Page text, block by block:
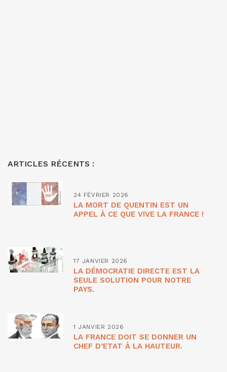
ARTICLES RÉCENTS :
24 FÉVRIER 2026
LA MORT DE QUENTIN EST UN
APPEL À CE QUE VIVE LA FRANCE !
17 JANVIER 2026
LA DÉMOCRATIE DIRECTE EST LA
SEULE SOLUTION POUR NOTRE
PAYS.
1 JANVIER 2026
LA FRANCE DOIT SE DONNER UN
CHEF D’ETAT À LA HAUTEUR.